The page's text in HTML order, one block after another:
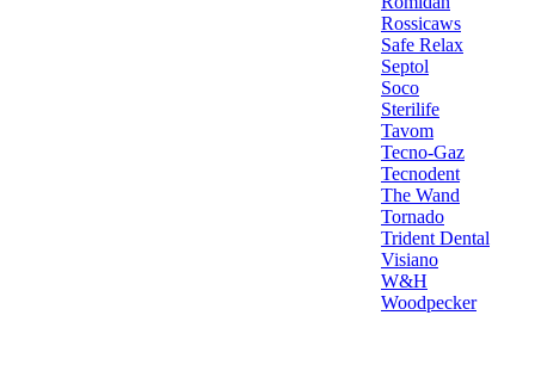
Rossicaws
Safe Relax
Septol
Soco
Sterilife
Tavom
Tecno-Gaz
Tecnodent
The Wand
Tornado
Trident Dental
Visiano
W&H
Woodpecker